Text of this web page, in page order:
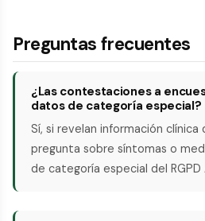
Preguntas frecuentes
¿Las contestaciones a
datos de categoría especial?
Sí, si revelan información clínica
pregunta sobre síntomas o
de categoría especial del RGPD